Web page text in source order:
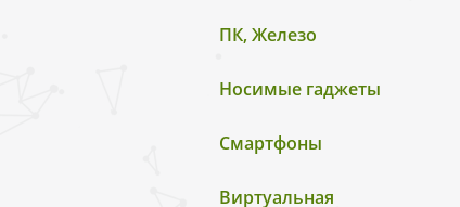
ПК, Железо
Носимые гаджеты
Смартфоны
Виртуальная